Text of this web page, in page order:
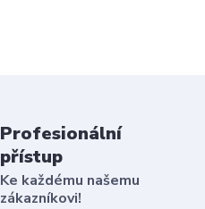
Profesionální
přístup
Ke každému našemu
zákazníkovi!